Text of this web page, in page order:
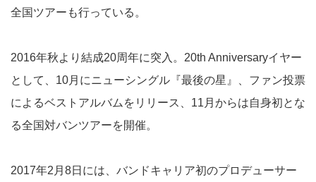
全国ツアーも行っている。
2016年秋より結成20周年に突入。20th Anniversaryイヤー
として、10月にニューシングル『最後の星』、ファン投票
によるベストアルバムをリリース、11月からは自身初とな
る全国対バンツアーを開催。
2017年2月8日には、バンドキャリア初のプロデューサー